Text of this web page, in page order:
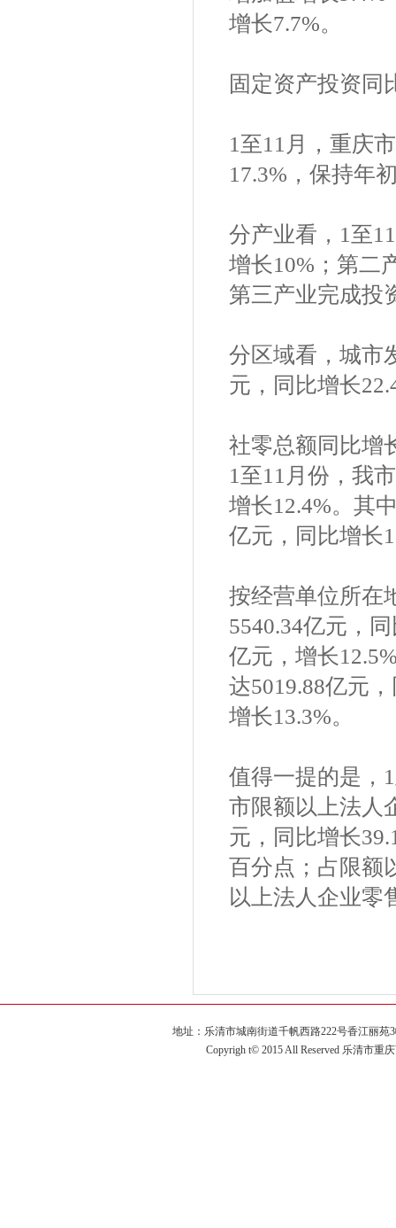
增长7.7%。
固定资产投资同
1至11月，重庆
17.3%，保持年
分产业看，1至
增长10%；第二
第三产业完成投
分区域看，城市
元，同比增长
社零总额同比增
1至11月份，我
增长12.4%。其
亿元，同比增长
按经营单位所在
5540.34亿元，
亿元，增长
达5019.88亿元
增长13.3%。
值得一提的是，
市限额以上法人
元，同比增长
百分点；占限额
以上法人企业零
地址：乐清市城南街道千帆西路222号香江丽苑
Copyrigh t© 2015 All Reserved 乐清市重